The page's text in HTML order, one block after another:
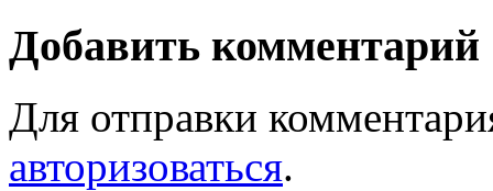
Добавить комментарий
Для отправки
авторизоваться.